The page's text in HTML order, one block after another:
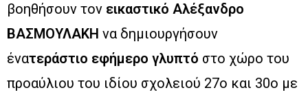
βοηθήσουν τον εικαστικό Αλέξανδρο
ΒΑΣΜΟΥΛΑΚΗ να δημιουργήσουν
ένατεράστιο εφήμερο γλυπτό στο χώρο του
προαύλιου του ιδίου σχολειού 27ο και 30ο με